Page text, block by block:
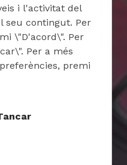
i l'activitat del
seu contingut. Per
\"D'acord\". Per
Per a més
premi